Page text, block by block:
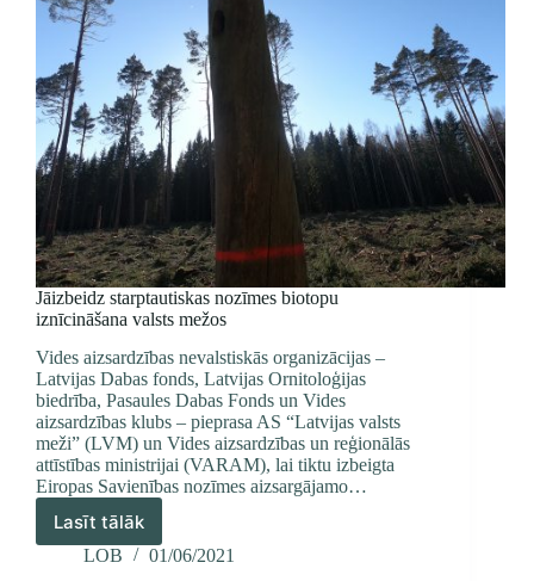
Jāizbeidz starptautiskas nozīmes biotopu
iznīcināšana valsts mežos
Vides aizsardzības nevalstiskās organizācijas –
Latvijas Dabas fonds, Latvijas Ornitoloģijas
biedrība, Pasaules Dabas Fonds un Vides
aizsardzības klubs – pieprasa AS “Latvijas valsts
meži” (LVM) un Vides aizsardzības un reģionālās
attīstības ministrijai (VARAM), lai tiktu izbeigta
Eiropas Savienības nozīmes aizsargājamo…
Lasīt tālāk
Jāizbeidz
starptautiskas
LOB 01/06/2021